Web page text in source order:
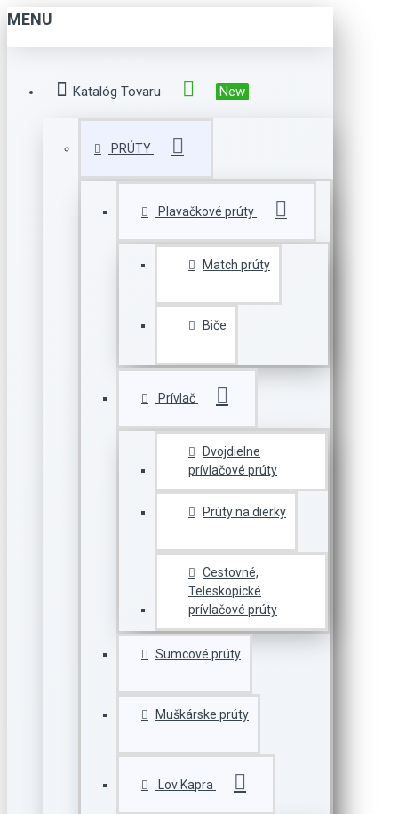
MENU
Katalóg Tovaru New
PRÚTY
Plavačkové prúty
Match prúty
Biče
Prívlač
Dvojdielne
prívlačové prúty
Prúty na dierky
Cestovné,
Teleskopické
prívlačové prúty
Sumcové prúty
Muškárske prúty
Lov Kapra